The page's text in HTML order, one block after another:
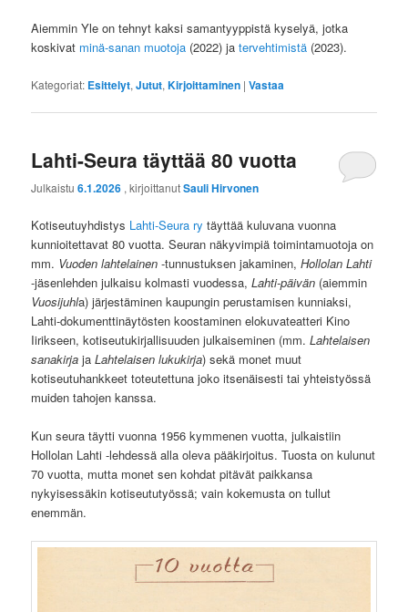
Aiemmin Yle on tehnyt kaksi samantyyppistä kyselyä, jotka
koskivat minä-sanan muotoja (2022) jatervehtimistä (2023).
Kategoriat: Esittelyt,Jutut,Kirjoittaminen |Vastaa
Lahti-Seura täyttää 80 vuotta
Julkaistu6.1.2026 , kirjoittanutSauli Hirvonen
Kotiseutuyhdistys Lahti-Seura ry täyttää kuluvana vuonna
kunnioitettavat 80 vuotta. Seuran näkyvimpiä toimintamuotoja on
mm. Vuoden lahtelainen -tunnustuksen jakaminen,Hollolan Lahti
-jäsenlehden julkaisu kolmasti vuodessa,Lahti-päivän (aiemmin
Vuosijuhla) järjestäminen kaupungin perustamisen kunniaksi,
Lahti-dokumenttinäytösten koostaminen elokuvateatteri Kino
Iirikseen, kotiseutukirjallisuuden julkaiseminen (mm.Lahtelaisen
sanakirja jaLahtelaisen lukukirja) sekä monet muut
kotiseutuhankkeet toteutettuna joko itsenäisesti tai yhteistyössä
muiden tahojen kanssa.
Kun seura täytti vuonna 1956 kymmenen vuotta, julkaistiin
Hollolan Lahti -lehdessä alla oleva pääkirjoitus. Tuosta on kulunut
70 vuotta, mutta monet sen kohdat pitävät paikkansa
nykyisessäkin kotiseututyössä; vain kokemusta on tullut
enemmän.